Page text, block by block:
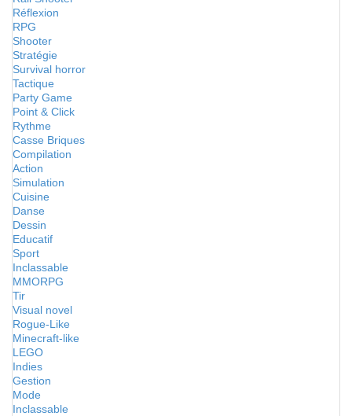
Réflexion
RPG
Shooter
Stratégie
Survival horror
Tactique
Party Game
Point & Click
Rythme
Casse Briques
Compilation
Action
Simulation
Cuisine
Danse
Dessin
Educatif
Sport
Inclassable
MMORPG
Tir
Visual novel
Rogue-Like
Minecraft-like
LEGO
Indies
Gestion
Mode
Inclassable